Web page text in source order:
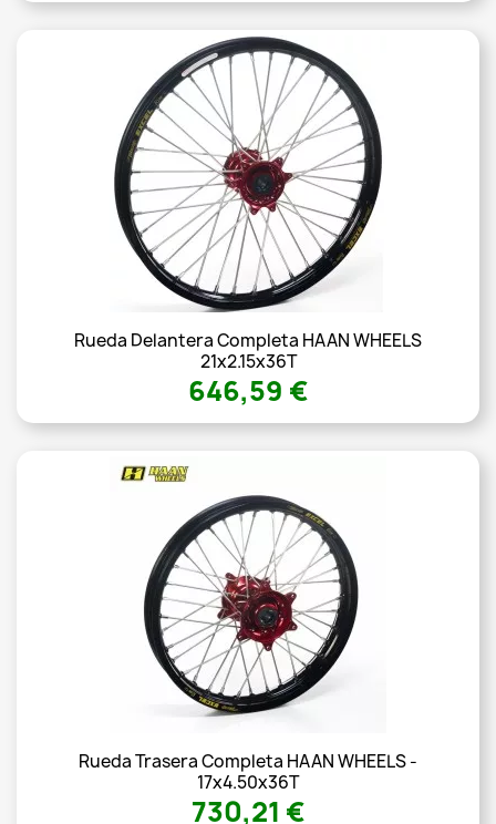
Rueda Delantera Completa HAAN WHEELS
21x2.15x36T
646,59 €
Rueda Trasera Completa HAAN WHEELS -
17x4.50x36T
730,21 €